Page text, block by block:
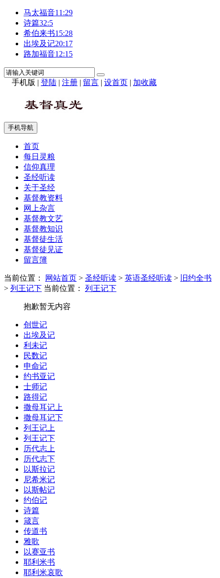
马太福音11:29
诗篇32:5
希伯来书15:28
出埃及记20:17
路加福音12:15
手机版 | 登陆 | 注册 | 留言 | 设首页 | 加收藏
手机导航
首页
每日灵粮
信仰真理
圣经听读
关于圣经
基督教资料
网上杂言
基督教文艺
基督教知识
基督徒生活
基督徒见证
留言簿
当前位置： 网站首页 > 圣经听读 > 英语圣经听读 >
旧约全书
> 列王记下 当前位置： 列王记下
抱歉暂无内容
创世记
出埃及记
利未记
民数记
申命记
约书亚记
士师记
路得记
撒母耳记上
撒母耳记下
列王记上
列王记下
历代志上
历代志下
以斯拉记
尼希米记
以斯帖记
约伯记
诗篇
箴言
传道书
雅歌
以赛亚书
耶利米书
耶利米哀歌